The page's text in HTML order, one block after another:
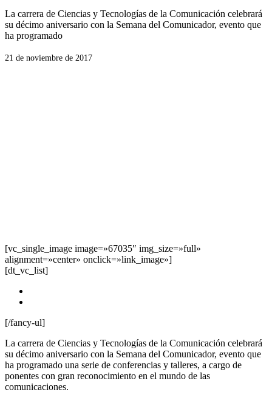
La carrera de Ciencias y Tecnologías de la Comunicación celebrará
su décimo aniversario con la Semana del Comunicador, evento que
ha programado
21 de noviembre de 2017
[vc_single_image image=»67035″ img_size=»full»
alignment=»center» onclick=»link_image»]
[dt_vc_list]
[/fancy-ul]
La carrera de Ciencias y Tecnologías de la Comunicación celebrará
su décimo aniversario con la Semana del Comunicador, evento que
ha programado una serie de conferencias y talleres, a cargo de
ponentes con gran reconocimiento en el mundo de las
comunicaciones.